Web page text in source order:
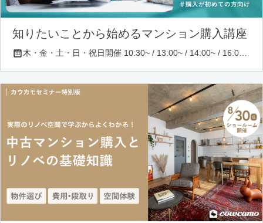
知りたいことから始めるマンション購入講座
木・金・土・日・祝日開催 10:30~ / 13:00~ / 14:00~ / 16:00~ / 17:00~/ 18:30~/ 19:30~